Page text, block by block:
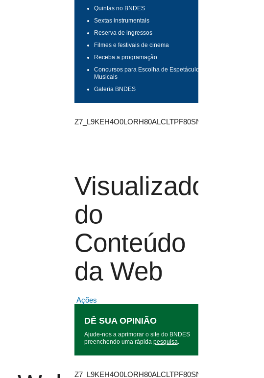
Quintas no BNDES
Sextas instrumentais
Reserva de ingressos
Filmes e festivais de cinema
Receba a programação
Concursos para Escolha de Espetáculos
Musicais
Galeria BNDES
Z7_L9KEH4O0LORH80ALCLTPF80SN5
Visualizador
do
Conteúdo
da Web
Ações
DÊ SUA OPINIÃO
Ajude-nos a aprimorar o site do BNDES
preenchendo uma rápida pesquisa.
Z7_L9KEH4O0LORH80ALCLTPF80SN7